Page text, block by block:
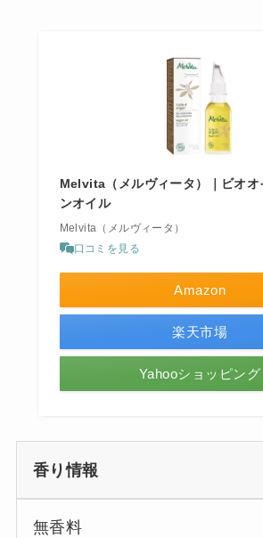
Melvita（メルヴィータ）｜ビオオ
ンオイル
Melvita（メルヴィータ）
口コミを見る
Amazon
楽天市場
Yahooショッピング
香り情報
無香料